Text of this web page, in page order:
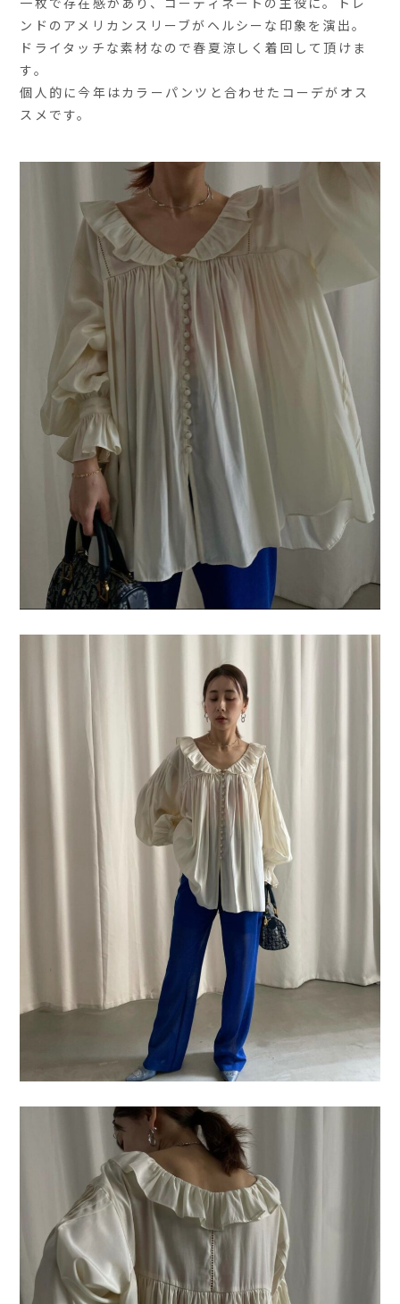
一枚で存在感があり、コーディネートの主役に。トレ
ンドのアメリカンスリーブがヘルシーな印象を演出。
ドライタッチな素材なので春夏涼しく着回して頂けま
す。
個人的に今年はカラーパンツと合わせたコーデがオス
スメです。